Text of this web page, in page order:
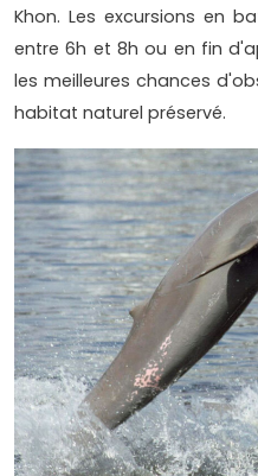
Khon. Les excursions en
entre 6h et 8h ou en fin
les meilleures chances
habitat naturel préservé.